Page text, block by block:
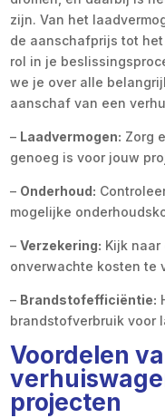
zijn. Van het
de aanschafprijs tot
rol in je
we je over alle
aanschaf van een
– Laadvermogen: Zorg
genoeg is voor jouw
– Onderhoud:
mogelijke
–Verzekering: Kijk
onverwachte kosten te
– Brandstofefficiëntie:
brandstofverbruik voor
Voordelen
projecten